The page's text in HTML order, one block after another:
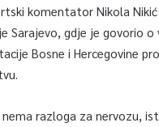
komentator Nikola
Sarajevo, gdje je govorio o
Bosne i Hercegovine
razloga za nervozu,